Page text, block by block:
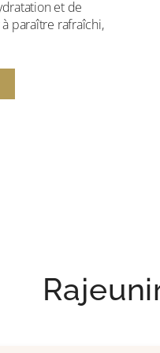
et de
paraître rafraîchi,